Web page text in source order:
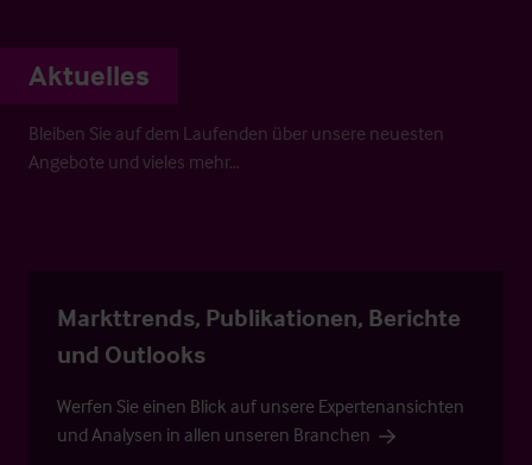
Aktuelles
Bleiben Sie auf dem Laufenden über unsere neuesten
Angebote und vieles mehr…
Markttrends, Publikationen, Berichte
und Outlooks
Werfen Sie einen Blick auf unsere Expertenansichten
und Analysen in allen unseren Branchen